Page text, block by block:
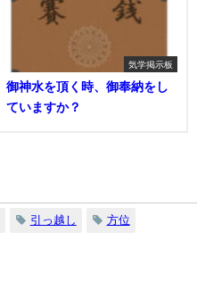
気学掲示板
御神水を頂く時、御奉納をし
ていますか？
引っ越し 方位